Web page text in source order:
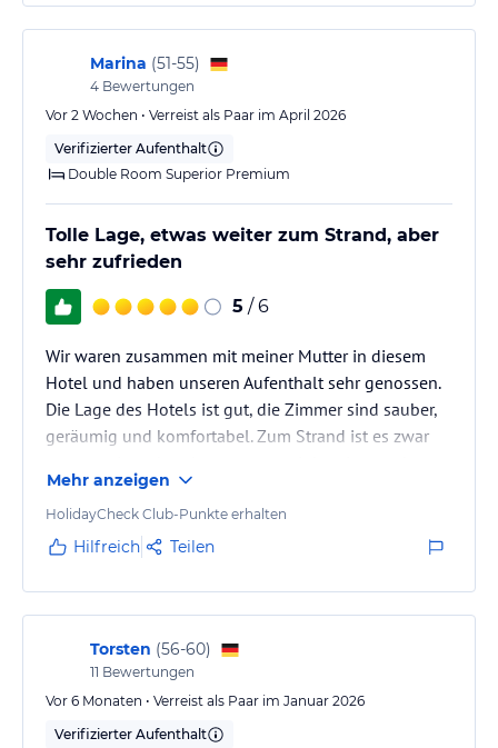
Marina (51-55)
4 Bewertungen
Vor 2 Wochen • Verreist als Paar im April 2026
Verifizierter Aufenthalt
Double Room Superior Premium
Tolle Lage, etwas weiter zum Strand, aber
sehr zufrieden
5 / 6
Wir waren zusammen mit meiner Mutter in diesem
Hotel und haben unseren Aufenthalt sehr genossen.
Die Lage des Hotels ist gut, die Zimmer sind sauber,
geräumig und komfortabel. Zum Strand ist es zwar
Buchung und es hat uns überhaupt nicht gestört.
Insgesamt waren wir mit unserem Aufenthalt sehr
zufrieden und können das Hotel gerne
Mehr anzeigen
HolidayCheck Club-Punkte erhalten
Hilfreich Teilen
Torsten (56-60)
11 Bewertungen
Vor 6 Monaten • Verreist als Paar im Januar 2026
Verifizierter Aufenthalt